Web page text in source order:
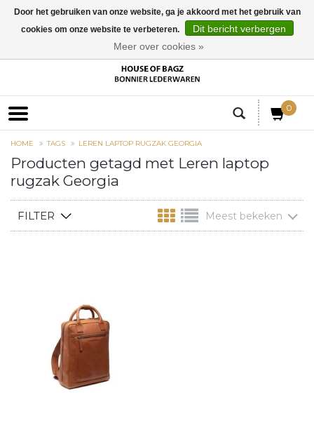
0
HOME TAGS LEREN LAPTOP RUGZAK GEORGIA
Producten getagd met Leren laptop
rugzak Georgia
FILTER Meest bekeken
Door het gebruiken van onze website, ga je akkoord met het gebruik van
cookies om onze website te verbeteren.
Dit bericht verbergen
Meer over cookies »